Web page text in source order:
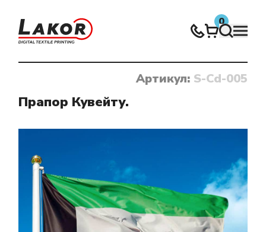
0
Нічого не знайдено
Артикул: S-Cd-005
Прапор Кувейту.